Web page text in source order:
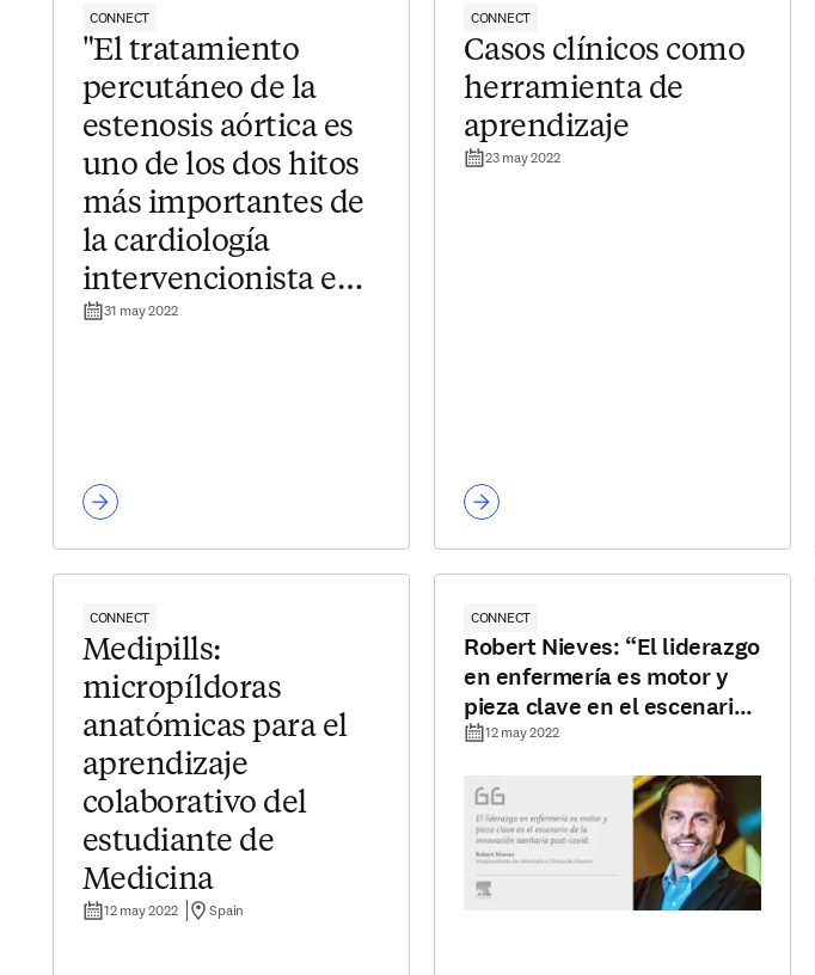
CONNECT
"El tratamiento
percutáneo de la
estenosis aórtica es
uno de los dos hitos
más importantes de
la cardiología
intervencionista en
las últimas décadas"
31 may 2022
CONNECT
Casos clínicos como
herramienta de
aprendizaje
23 may 2022
CONNECT
Medipills:
micropíldoras
anatómicas para el
aprendizaje
colaborativo del
estudiante de
Medicina
12 may 2022 Spain
CONNECT
Robert Nieves: “El liderazgo
en enfermería es motor y
pieza clave en el escenario
de la innovación sanitaria
12 may 2022